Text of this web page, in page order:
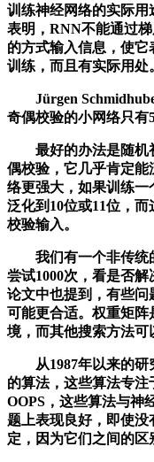
训练神经网络的实际用
表明，RNN不能通过
的方式输入信息，使
训练，而且有实际用处
Jürgen
奇偶校验的小网络只有
最好的办法是随机
偶校验，它几乎肯定能
络更强大，如果训练
泛化到10位或11位，
校验输入。
我们有一个非传统
尝试1000次，看是否
论文中也提到，有些
可能更合适。权重矩阵
境，而其他搜索方法可
从1987年以来的研
的算法，这些算法专注
OOPS，这些算法与神
题上表现良好，即使没
定，因为它们之间的区